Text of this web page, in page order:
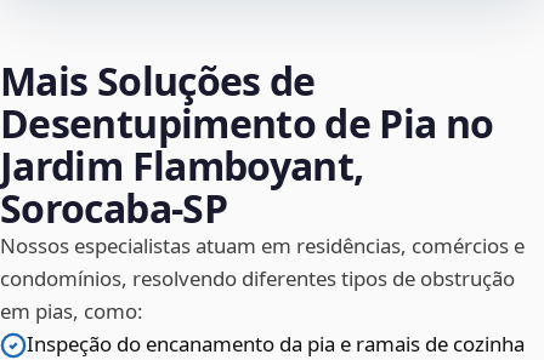
Mais Soluções de
Desentupimento de Pia no
Jardim Flamboyant,
Sorocaba‑SP
Nossos especialistas atuam em residências, comércios e
condomínios, resolvendo diferentes tipos de obstrução
em pias, como:
Inspeção do encanamento da pia e ramais de cozinha